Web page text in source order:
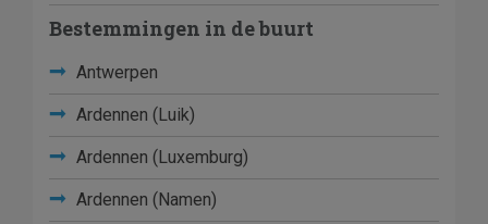
Bestemmingen in de buurt
Antwerpen
Ardennen (Luik)
Ardennen (Luxemburg)
Ardennen (Namen)